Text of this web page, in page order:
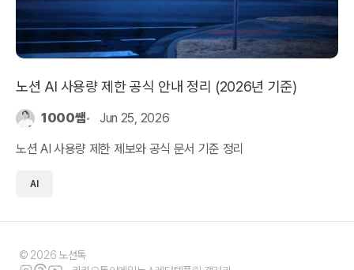
노션 AI 사용량 제한 공식 안내 정리 (2026년 기준)
1000쌤 Jun 25, 2026
노션 AI 사용량 제한 제보와 공식 문서 기준 정리
AI
© 2026 노션톡